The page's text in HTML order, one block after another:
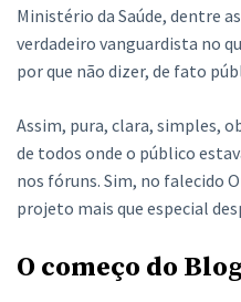
Ministério da Saúde, dentre
verdadeiro vanguardista no
por que não dizer, de fato
Assim, pura, clara, simples,
de todos onde o público
nos fóruns. Sim, no falecido
projeto mais que especial
O começo do